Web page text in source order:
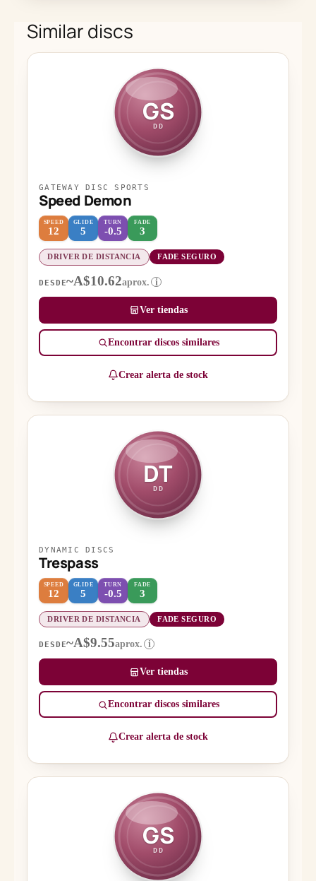
Similar discs
GS
DD
GATEWAY DISC SPORTS
Speed Demon
SPEED
12
GLIDE
5
TURN
-0.5
FADE
3
DRIVER DE DISTANCIA FADE SEGURO
DESDE~A$10.62aprox. i
Ver tiendas
Encontrar discos similares
Crear alerta de stock
DT
DD
DYNAMIC DISCS
Trespass
SPEED
12
GLIDE
5
TURN
-0.5
FADE
3
DRIVER DE DISTANCIA FADE SEGURO
DESDE~A$9.55aprox. i
Ver tiendas
Encontrar discos similares
Crear alerta de stock
GS
DD